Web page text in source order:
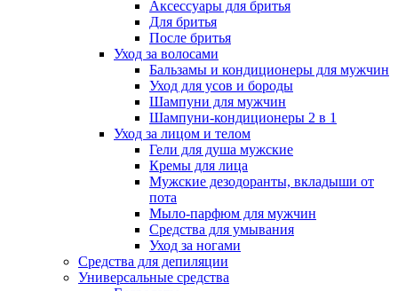
Аксессуары для бритья
Для бритья
После бритья
Уход за волосами
Бальзамы и кондиционеры для мужчин
Уход для усов и бороды
Шампуни для мужчин
Шампуни-кондиционеры 2 в 1
Уход за лицом и телом
Гели для душа мужские
Кремы для лица
Мужские дезодоранты, вкладыши от
пота
Мыло-парфюм для мужчин
Средства для умывания
Уход за ногами
Средства для депиляции
Универсальные средства